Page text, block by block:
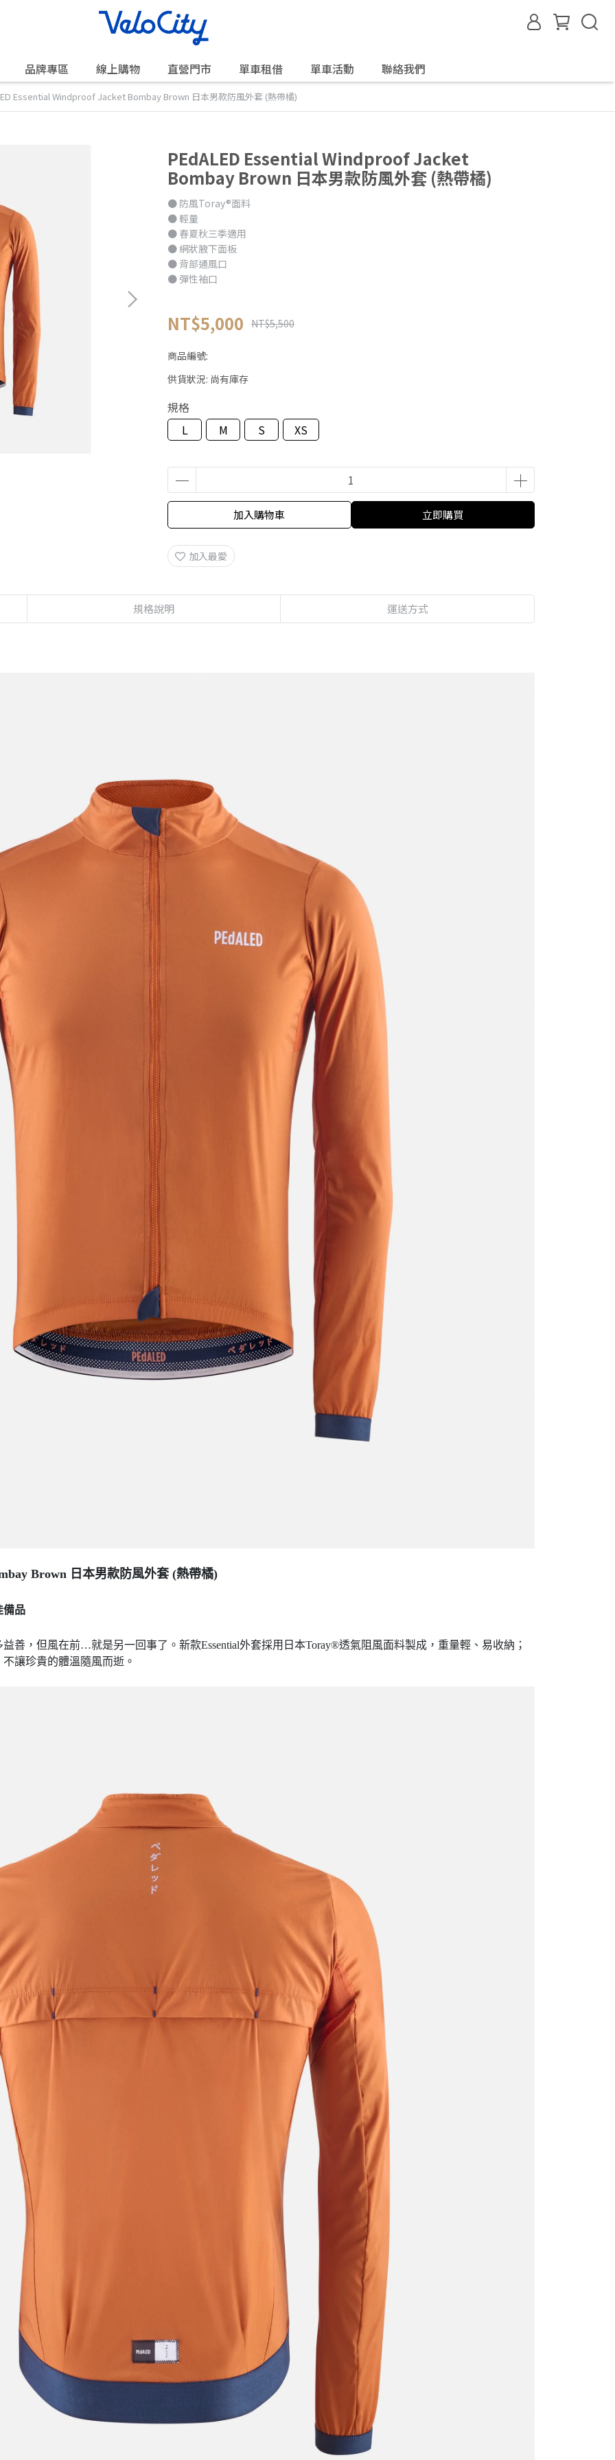
品牌專區 線上購物 直營門市 單車租借 單車活動 聯絡我們
Essential Windproof Jacket Bombay Brown 日本男款防風外套 (熱帶橘)
PEdALED Essential Windproof Jacket
Bombay Brown 日本男款防風外套 (熱帶橘)
● 防風Toray®面料
● 輕量
● 春夏秋三季適用
● 網狀腋下面板
● 背部通風口
● 彈性袖口
NT$5,000 NT$5,500
商品編號:
供貨狀況: 尚有庫存
規格
L
M S XS
加入購物車 立即購買
加入最愛
規格說明 運送方式
Brown 日本男款防風外套 (熱帶橘)
備品
善，但風在前…就是另一回事了。新款Essential外套採用日本Toray®透氣阻風面料製成，重量輕、易收納；
讓珍貴的體溫隨風而逝。